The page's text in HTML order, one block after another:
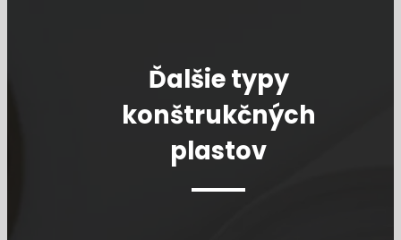
Ďalšie typy
konštrukčných
plastov